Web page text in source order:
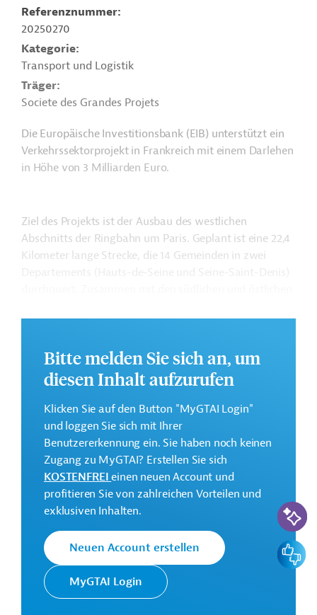
Referenznummer
20250270
Kategorie
Transport und Logistik
Träger
Societe des Grandes Projets
Die Europäische Investitionsbank (EIB) unterstützt ein
Verkehrssektorprojekt in Frankreich mit einem Darlehen
in Höhe von 3 Milliarden Euro.
Ziel des Projekts ist der Ausbau des westlichen
Abschnitts der Ringbahn um Paris. Geplant ist eine 22,4
Kilometer lange Strecke, die 14 Gemeinden in zwei
Weitere Informationen zu dem geplanten Projekt finden
Sie auf derWebseite der EIB
.
und praktische Hinweise zur Geschäftsanbahnung.
Gesamtkosten:
6,381 Milliarden (voraussichtlich)
Geberbeitrag:
3 Milliarden Euro (voraussichtlich; Darlehen)
Kontaktadressen
Bitte melden Sie sich an, um
diesen Inhalt aufzurufen
Klicken Sie auf den Button "MyGTAI Login"
und loggen Sie sich mit Ihrer
Benutzererkennung ein. Sie haben noch keinen
Zugang zu MyGTAI? Erstellen Sie sich
KOSTENFREIeinen neuen Account und
profitieren Sie von zahlreichen Vorteilen und
exklusiven Inhalten.
Neuen Account erstellen
MyGTAI Login
KI-